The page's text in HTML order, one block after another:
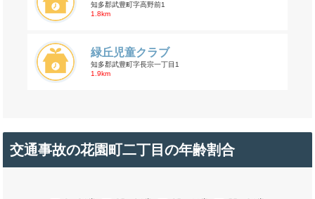
知多郡武豊町字高野前1
1.8km
緑丘児童クラブ
知多郡武豊町字長宗一丁目1
1.9km
交通事故の花園町二丁目の年齢割合